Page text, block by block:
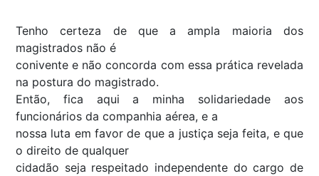
Tenho certeza de que a ampla maioria dos
magistrados não é
conivente e não concorda com essa prática revelada
na postura do magistrado.
Então, fica aqui a minha solidariedade aos
funcionários da companhia aérea, e a
nossa luta em favor de que a justiça seja feita, e que
o direito de qualquer
cidadão seja respeitado independente do cargo de